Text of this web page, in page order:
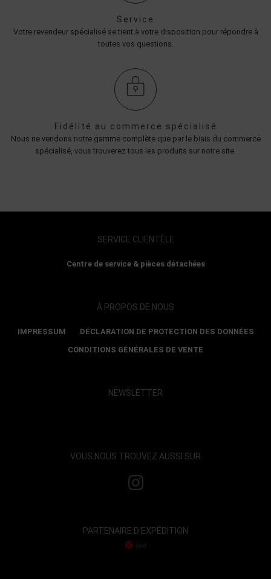
Service
Votre revendeur spécialisé se tient à votre disposition pour répondre à
toutes vos questions.
Fidélité au commerce spécialisé
Nous ne vendons notre gamme complète que par le biais du commerce
spécialisé, vous trouverez tous les produits sur notre site.
SERVICE CLIENTÈLE
Centre de service & pièces détachées
À PROPOS DE NOUS
IMPRESSUM
DÉCLARATION DE PROTECTION DES DONNÉES
CONDITIONS GÉNÉRALES DE VENTE
NEWSLETTER
VOUS NOUS TROUVEZ AUSSI SUR
PARTENAIRE D'EXPÉDITION